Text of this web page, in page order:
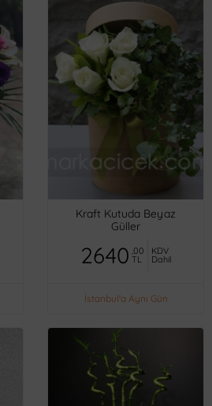
Kraft Kutuda Beyaz
Güller
2640 ,00
TL
KDV
Dahil
İstanbul'a Aynı Gün